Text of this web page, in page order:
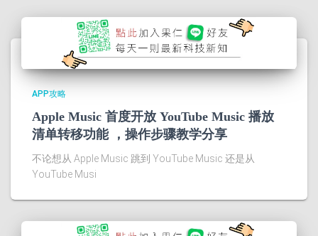
APP攻略
Apple Music 首度开放 YouTube Music 播放
清单转移功能 ，操作步骤教学分享
不论想从 Apple Music 跳到 YouTube Music 还是从
YouTube Musi